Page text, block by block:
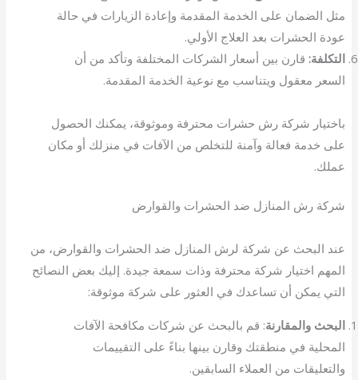
مثل الضمان على الخدمة المقدمة وإعادة الزيارات في حالة
عودة الحشرات بعد العلاج الأولي.
التكلفة: قارن بين أسعار الشركات المختلفة وتأكد من أن
السعر معقول ويتناسب مع نوعية الخدمة المقدمة.
باختيار شركة رش حشرات محترفة وموثوقة، يمكنك الحصول
على خدمة فعالة وآمنة للتخلص من الآفات في منزلك أو مكان
عملك.
شركة رش المنازل ضد الحشرات والقوارض
عند البحث عن شركة لرش المنازل ضد الحشرات والقوارض، من
المهم اختيار شركة محترفة وذات سمعة جيدة. إليك بعض النصائح
التي يمكن أن تساعدك في العثور على شركة موثوقة:
البحث والمقارنة: قم بالبحث عن شركات مكافحة الآفات
المحلية في منطقتك وقارن بينها بناءً على التقييمات
والتعليقات من العملاء السابقين.